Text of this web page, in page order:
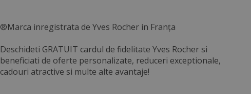
®Marca inregistrata de Yves Rocher in Franța
Deschideti GRATUIT cardul de fidelitate Yves Rocher si
beneficiati de oferte personalizate, reduceri exceptionale,
cadouri atractive si multe alte avantaje!